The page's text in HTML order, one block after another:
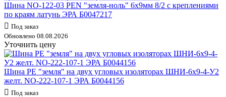
Шина NO-122-03 PEN "земля-ноль" 6х9мм 8/2 с креплениями
по краям латунь ЭРА Б0047217
Под заказ
Обновлено 08.08.2026
Уточнить цену
Шина PE "земля" на двух угловых изоляторах ШНИ-6х9-4-У2
желт. NO-222-107-1 ЭРА Б0044156
Под заказ